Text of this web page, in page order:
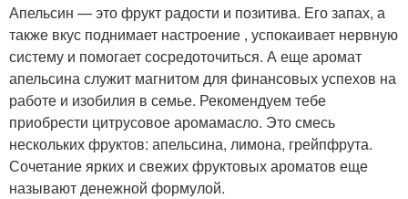
Апельсин — это фрукт радости и позитива. Его запах, а
также вкус поднимает настроение , успокаивает нервную
систему и помогает сосредоточиться. А еще аромат
апельсина служит магнитом для финансовых успехов на
работе и изобилия в семье. Рекомендуем тебе
приобрести цитрусовое аромамасло. Это смесь
нескольких фруктов: апельсина, лимона, грейпфрута.
Сочетание ярких и свежих фруктовых ароматов еще
называют денежной формулой.